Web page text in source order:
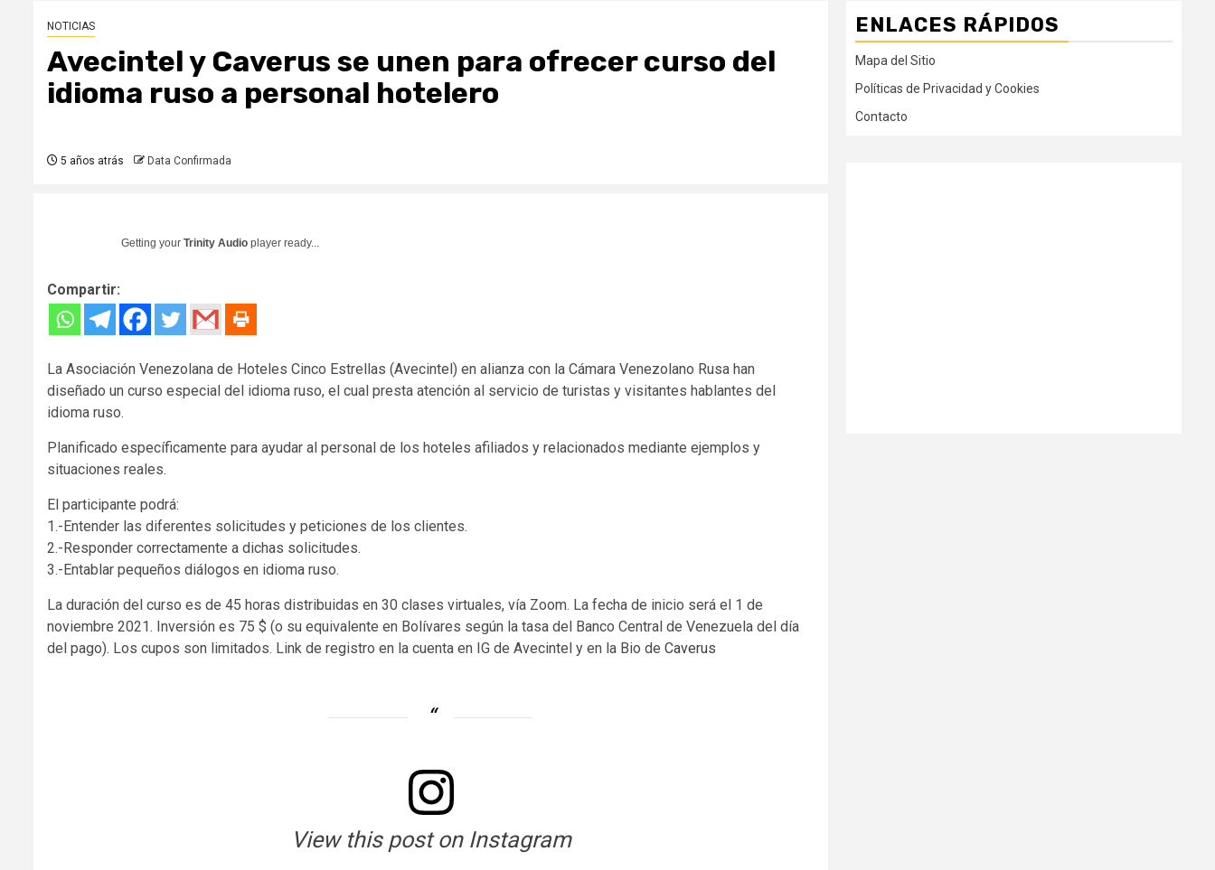
NOTICIAS
Avecintel y Caverus se unen para ofrecer curso del
idioma ruso a personal hotelero
5 años atrás Data Confirmada
Getting your Trinity Audio player ready...
Compartir:
La Asociación Venezolana de Hoteles Cinco Estrellas (Avecintel) en alianza con la Cámara Venezolano Rusa han
diseñado un curso especial del idioma ruso, el cual presta atención al servicio de turistas y visitantes hablantes del
idioma ruso.
Planificado específicamente para ayudar al personal de los hoteles afiliados y relacionados mediante ejemplos y
situaciones reales.
El participante podrá:
1.-Entender las diferentes solicitudes y peticiones de los clientes.
2.-Responder correctamente a dichas solicitudes.
3.-Entablar pequeños diálogos en idioma ruso.
La duración del curso es de 45 horas distribuidas en 30 clases virtuales, vía Zoom. La fecha de inicio será el 1 de
noviembre 2021. Inversión es 75 $ (o su equivalente en Bolívares según la tasa del Banco Central de Venezuela del día
del pago). Los cupos son limitados. Link de registro en la cuenta en IG de Avecintel y en la Bio de Caverus
View this post on Instagram
ENLACES RÁPIDOS
Mapa del Sitio
Políticas de Privacidad y Cookies
Contacto